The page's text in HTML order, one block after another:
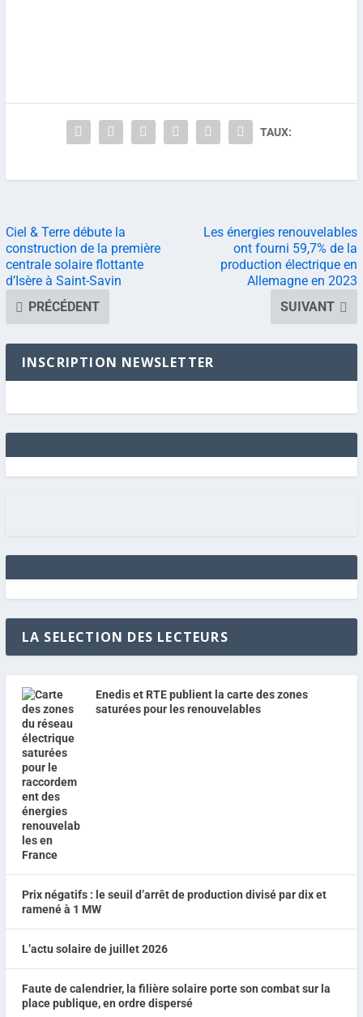
TAUX:
Ciel & Terre débute la
construction de la première
centrale solaire flottante
d’Isère à Saint-Savin
PRÉCÉDENT
Les énergies renouvelables
ont fourni 59,7% de la
production électrique en
Allemagne en 2023
SUIVANT
INSCRIPTION NEWSLETTER
LA SELECTION DES LECTEURS
Enedis et RTE publient la carte des zones
saturées pour les renouvelables
Prix négatifs : le seuil d’arrêt de production divisé par dix et
ramené à 1 MW
L’actu solaire de juillet 2026
Faute de calendrier, la filière solaire porte son combat sur la
place publique, en ordre dispersé